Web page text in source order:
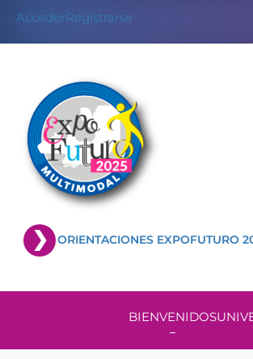
AccederRegistrarse
ORIENTACIONES EXPOFUTURO
BIENVENIDOS